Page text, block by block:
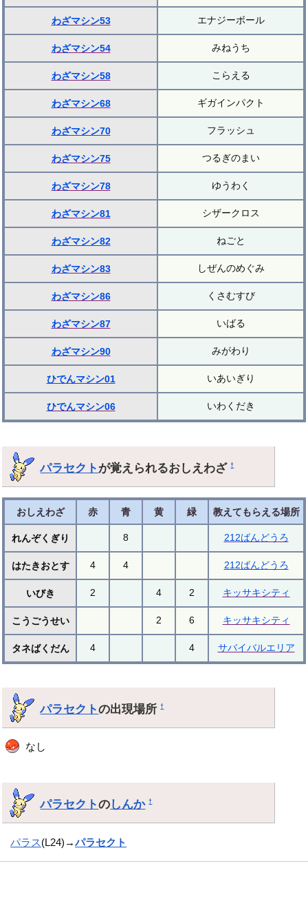
わざマシン53 エナジーボール
わざマシン54 みねうち
わざマシン58 こらえる
わざマシン68 ギガインパクト
わざマシン70 フラッシュ
わざマシン75 つるぎのまい
わざマシン78 ゆうわく
わざマシン81 シザークロス
わざマシン82 ねごと
わざマシン83 しぜんのめぐみ
わざマシン86 くさむすび
わざマシン87 いばる
わざマシン90 みがわり
ひでんマシン01 いあいぎり
ひでんマシン06 いわくだき
パラセクトが覚えられるおしえわざ†
おしえわざ 赤 青 黄 緑 教えてもらえる場所
れんぞくぎり 8 212ばんどうろ
はたきおとす 4 4 212ばんどうろ
いびき 2 4 2 キッサキシティ
こうごうせい 2 6 キッサキシティ
タネばくだん 4 4 サバイバルエリア
パラセクトの出現場所†
なし
パラセクトのしんか †
パラス(L24)→パラセクト